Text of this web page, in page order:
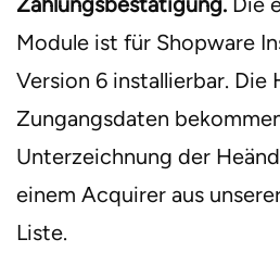
Module ist für Shopware
Version 6 installierbar. Die
Zungangsdaten
Unterzeichnung der
einem Acquirer aus
Liste.